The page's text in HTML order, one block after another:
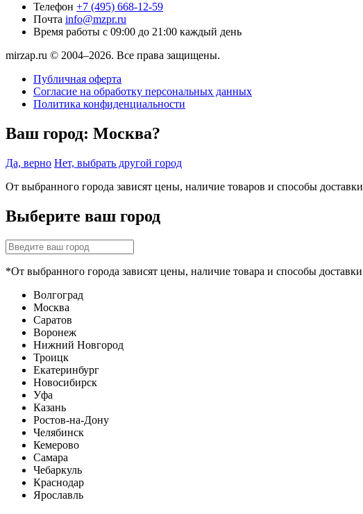
Телефон +7 (495) 668-12-59
Почта info@mzpr.ru
Время работы с 09:00 до 21:00 каждый день
mirzap.ru © 2004–2026. Все права защищены.
Публичная оферта
Согласие на обработку персональных данных
Политика конфиденциальности
Ваш город: Москва?
Да, верно Нет, выбрать другой город
От выбранного города зависят цены, наличие товаров и способы доставки
Выберите ваш город
*От выбранного города зависят цены, наличие товара и способы доставки
Волгоград
Москва
Саратов
Воронеж
Нижний Новгород
Троицк
Екатеринбург
Новосибирск
Уфа
Казань
Ростов-на-Дону
Челябинск
Кемерово
Самара
Чебаркуль
Краснодар
Ярославль